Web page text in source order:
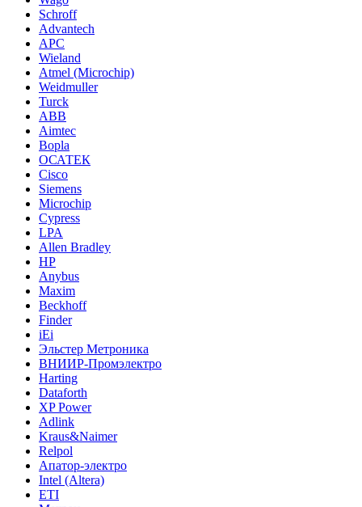
Schroff
Advantech
APC
Wieland
Atmel (Microchip)
Weidmuller
Turck
ABB
Aimtec
Bopla
ОСАТЕК
Cisco
Siemens
Microchip
Cypress
LPA
Allen Bradley
HP
Anybus
Maxim
Beckhoff
Finder
iEi
Эльстер Метроника
ВНИИР-Промэлектро
Harting
Dataforth
XP Power
Adlink
Kraus&Naimer
Relpol
Апатор-электро
Intel (Altera)
ETI